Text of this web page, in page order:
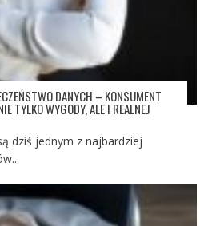
DANYCH – KONSUMENT
TYLKO WYGODY, ALE I REALNEJ
dziś jednym z najbardziej